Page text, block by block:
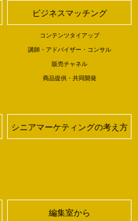
ビジネスマッチング
コンテンツタイアップ
講師・アドバイザー・コンサル
販売チャネル
商品提供・共同開発
シニアマーケティングの考え方
編集室から